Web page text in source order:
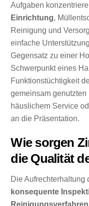
Aufgaben
Einrichtung,
Reinigung und
einfache
Gegensatz zu einer
Schwerpunkt eines
Funktionstüchtigkeit
gemeinsam
häuslichem Service
an die Präsentation.
Wie sorgen
die Qualität
Die Aufrechterhaltung
konsequente